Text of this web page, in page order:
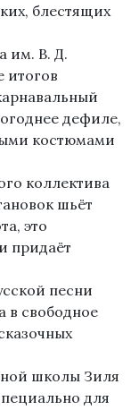
блестящих
им. В. Д.
итогов
дефиле,
костюмами
коллектива
шьёт
это
придаёт
песни
в свободное
школы Зиля
для